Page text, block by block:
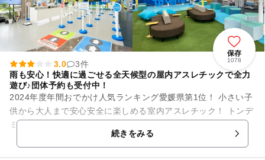
保存
1078
3.0
3件
雨も安心！快適に過ごせる全天候型の屋内アスレチックで全力
遊び♪団体予約も受付中！
2024年度年間おでかけ人気ランキング愛媛県第1位！ 小さい子
供から大人まで安心安全に楽しめる室内アスレチック！ トンデ
ミ利用20名以上からお得になる団体プラン 10名～19名の少人
続きをみる